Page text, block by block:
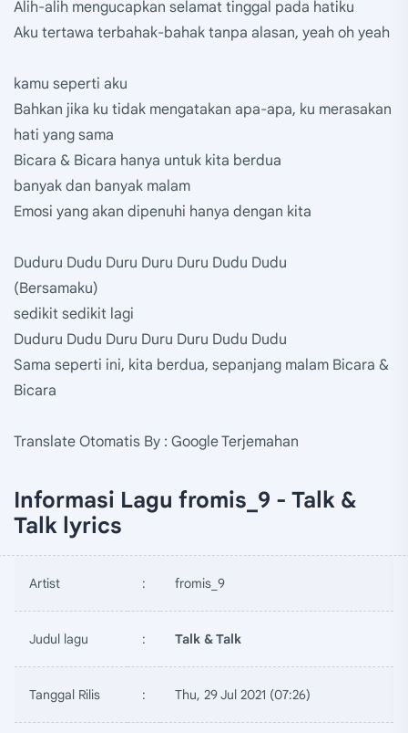
Alih-alih mengucapkan selamat tinggal pada hatiku
Aku tertawa terbahak-bahak tanpa alasan, yeah oh yeah
kamu seperti aku
Bahkan jika ku tidak mengatakan apa-apa, ku merasakan
hati yang sama
Bicara & Bicara hanya untuk kita berdua
banyak dan banyak malam
Emosi yang akan dipenuhi hanya dengan kita
Duduru Dudu Duru Duru Duru Dudu Dudu
(Bersamaku)
sedikit sedikit lagi
Duduru Dudu Duru Duru Duru Dudu Dudu
Sama seperti ini, kita berdua, sepanjang malam Bicara &
Bicara
Translate Otomatis By : Google Terjemahan
Informasi Lagu fromis_9 - Talk &
Talk lyrics
Artist : fromis_9
Judul lagu : Talk & Talk
Tanggal Rilis : Thu, 29 Jul 2021 (07:26)